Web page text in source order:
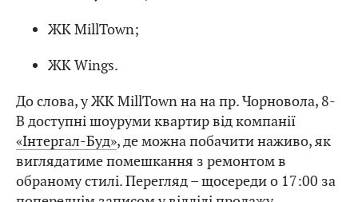
ЖК MillTown;
ЖК Wings.
До слова, у ЖК MillTown на на пр. Чорновола, 8-
В доступні шоуруми квартир від компанії
«Інтергал-Буд», де можна побачити наживо, як
виглядатиме помешкання з ремонтом в
обраному стилі. Перегляд – щосереди о 17:00 за